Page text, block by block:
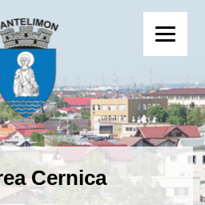
Cernica